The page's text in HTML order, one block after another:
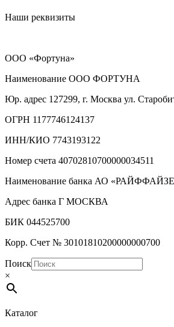
Наши реквизиты
ООО «Фортуна»
Наименование ООО ФОРТУНА
Юр. адрес 127299, г. Москва ул.
ОГРН 1177746124137
ИНН/КИО 7743193122
Номер счета 40702810700000034511
Наименование банка АО
Адрес банка Г МОСКВА
БИК 044525700
Корр. Счет № 30101810200000000700
Поиск
×
Каталог